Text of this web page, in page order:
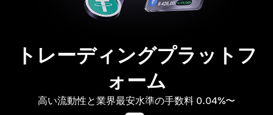
トレーディングプラットフ
ォーム
高い流動性と業界最安水準の手数料 0.04%〜